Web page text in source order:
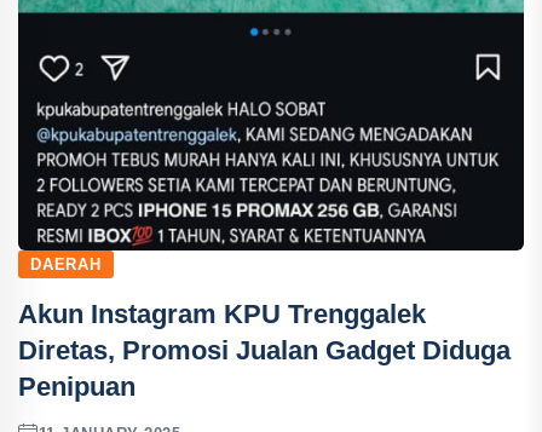
DAERAH
Akun Instagram KPU Trenggalek
Diretas, Promosi Jualan Gadget Diduga
Penipuan